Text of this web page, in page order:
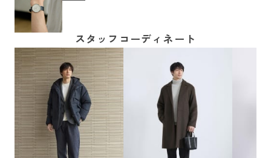
スタッフコーディネート